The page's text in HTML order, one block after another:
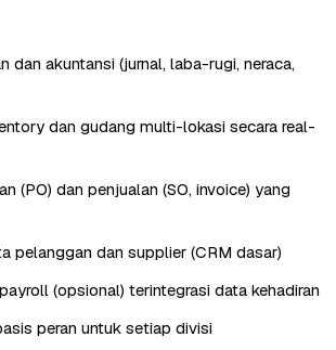
dan akuntansi (jurnal, laba-rugi, neraca,
dan gudang multi-lokasi secara real-
(PO) dan penjualan (SO, invoice) yang
pelanggan dan supplier (CRM dasar)
(opsional) terintegrasi data kehadiran
peran untuk setiap divisi